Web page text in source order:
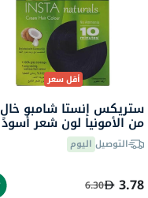
أقل سعر
ستريكس إنستا شامبو خالٍ
من الأمونيا لون شعر أسود
طبيعي 1
التوصيل اليوم
3.78
6.30